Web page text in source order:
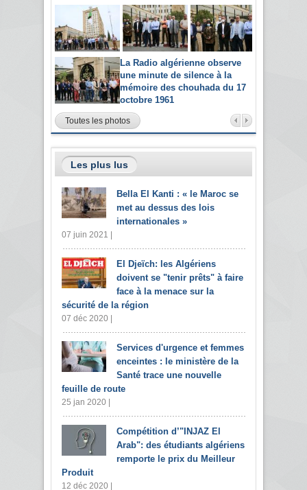
La Radio algérienne observe
une minute de silence à la
mémoire des chouhada du 17
octobre 1961
Toutes les photos
Les plus lus
Bella El Kanti : « le Maroc se
met au dessus des lois
internationales »
07 juin 2021 |
El Djeïch: les Algériens
doivent se "tenir prêts" à faire
face à la menace sur la
sécurité de la région
07 déc 2020 |
Services d'urgence et femmes
enceintes : le ministère de la
Santé trace une nouvelle
feuille de route
25 jan 2020 |
Compétition d’"INJAZ El
Arab": des étudiants algériens
remporte le prix du Meilleur
Produit
12 déc 2020 |